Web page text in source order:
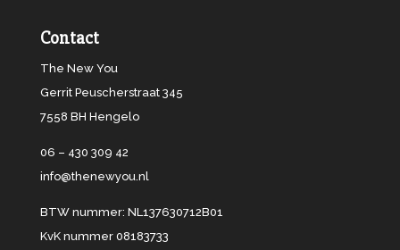
Contact
The New You
Gerrit Peuscherstraat 345
7558 BH Hengelo
06 – 430 309 42
info@thenewyou.nl
BTW nummer: NL137630712B01
KvK nummer 08183733